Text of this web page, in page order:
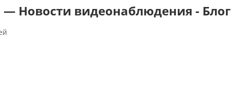
— Новости видеонаблюдения -